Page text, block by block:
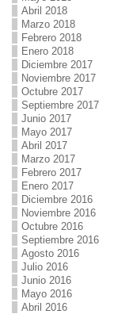
Abril 2018
Marzo 2018
Febrero 2018
Enero 2018
Diciembre 2017
Noviembre 2017
Octubre 2017
Septiembre 2017
Junio 2017
Mayo 2017
Abril 2017
Marzo 2017
Febrero 2017
Enero 2017
Diciembre 2016
Noviembre 2016
Octubre 2016
Septiembre 2016
Agosto 2016
Julio 2016
Junio 2016
Mayo 2016
Abril 2016